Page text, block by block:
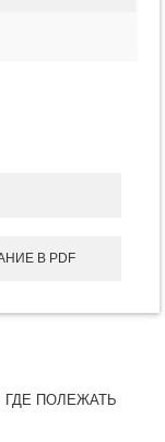
В PDF
ГДЕ ПОЛЕЖАТЬ